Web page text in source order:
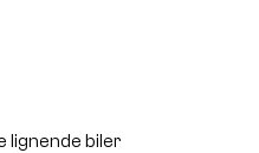
lignende biler